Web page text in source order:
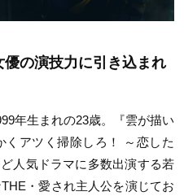
の演技力に引き込まれ
年生まれの23歳。『雲が描い
くアツく掃除しろ！ ～恋した
人気ドラマに多数出演する若
・愛され主人公を演じてお